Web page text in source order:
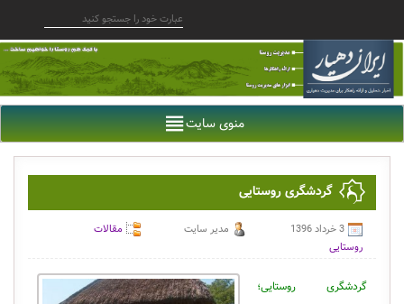
منوی سایت
گردشگری روستایی
3 خرداد 1396 مدیر سایت
مقالات
روستایی
گردشگری روستایی؛